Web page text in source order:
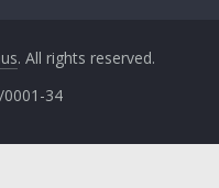
. All rights reserved.
0001-34